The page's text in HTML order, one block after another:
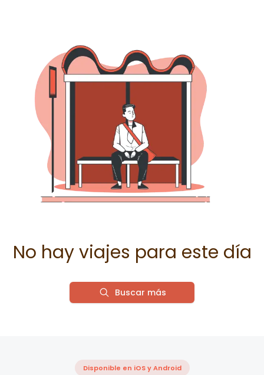
No hay viajes para este día
Buscar más
Disponible en iOS y Android